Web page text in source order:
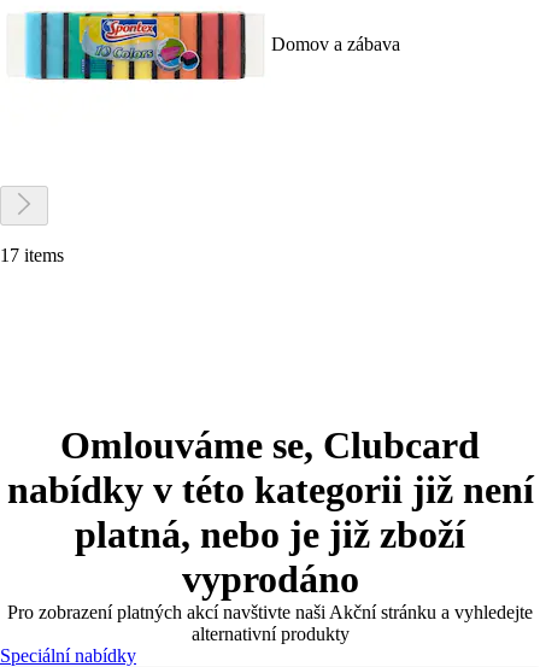
Domov a zábava
17 items
Omlouváme se, Clubcard
nabídky v této kategorii již není
platná, nebo je již zboží
vyprodáno
Pro zobrazení platných akcí navštivte naši Akční stránku a vyhledejte
alternativní produkty
Speciální nabídky